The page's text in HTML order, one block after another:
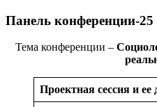
Панель конференции-25
Тема конференции –
Проектная сессия и